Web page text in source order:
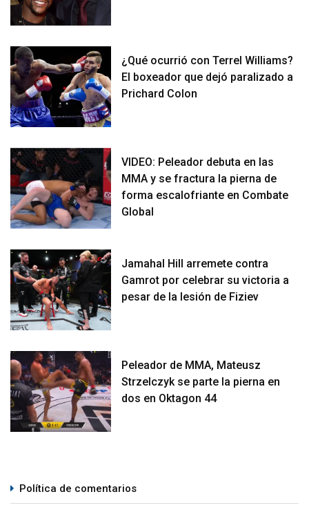
¿Qué ocurrió con Terrel Williams?
El boxeador que dejó paralizado a
Prichard Colon
VIDEO: Peleador debuta en las
MMA y se fractura la pierna de
forma escalofriante en Combate
Global
Jamahal Hill arremete contra
Gamrot por celebrar su victoria a
pesar de la lesión de Fiziev
Peleador de MMA, Mateusz
Strzelczyk se parte la pierna en
dos en Oktagon 44
Política de comentarios